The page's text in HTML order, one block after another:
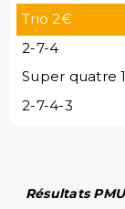
Trio 2€
2-7-4
Super quatre
2-7-4-3
Résultats